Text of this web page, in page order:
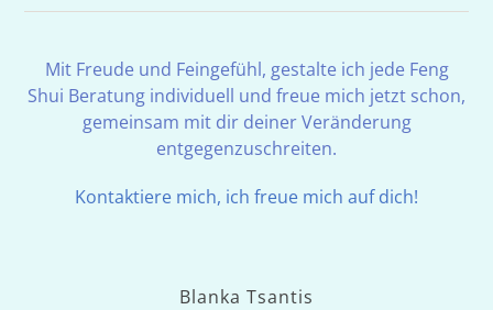
Mit Freude und Feingefühl, gestalte ich jede Feng
Shui Beratung individuell und freue mich jetzt schon,
gemeinsam mit dir deiner Veränderung
entgegenzuschreiten.
Kontaktiere mich, ich freue mich auf dich!
Blanka Tsantis